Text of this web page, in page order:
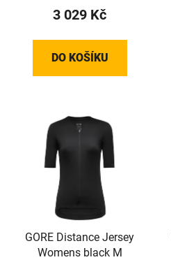
3 029 Kč
DO KOŠÍKU
GORE Distance Jersey
Womens black M